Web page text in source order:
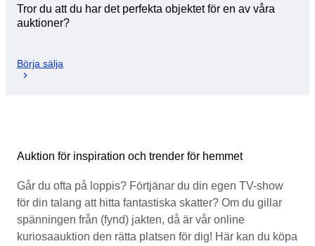
Tror du att du har det perfekta objektet för en av våra
auktioner?
Börja sälja
Auktion för inspiration och trender för hemmet
Går du ofta på loppis? Förtjänar du din egen TV-show
för din talang att hitta fantastiska skatter? Om du gillar
spänningen från (fynd) jakten, då är vår online
kuriosaauktion den rätta platsen för dig! Här kan du köpa